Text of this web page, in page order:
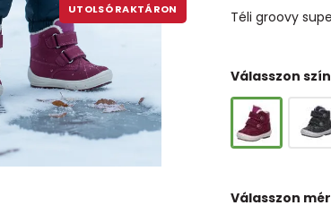
Téli groovy
Válasszon
Válasszon
UTOLSÓ RAKTÁRON